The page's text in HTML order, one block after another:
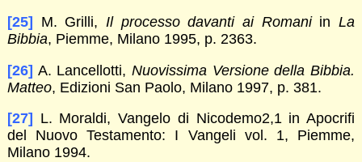
[25] M. Grilli, Il processo davanti ai RomaniinLa
Bibbia, Piemme, Milano 1995, p. 2363.
[26] A. Lancellotti, Nuovissima Versione della Bibbia.
Matteo, Edizioni San Paolo, Milano 1997, p. 381.
[27]
L. Moraldi, Vangelo di Nicodemo2,1 in Apocrifi
del Nuovo Testamento: I Vangeli vol. 1, Piemme,
Milano 1994.